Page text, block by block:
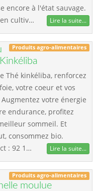
encore à l'état sauvage.
cultiv…
Lire la suite...
Produits agro-alimentaires
Thé kinkéliba, renforcez
votre coeur et vos
votre énergie
endurance, profitez
sommeil. Et
consommez bio.
: 92 1…
Lire la suite...
Produits agro-alimentaires
moulue